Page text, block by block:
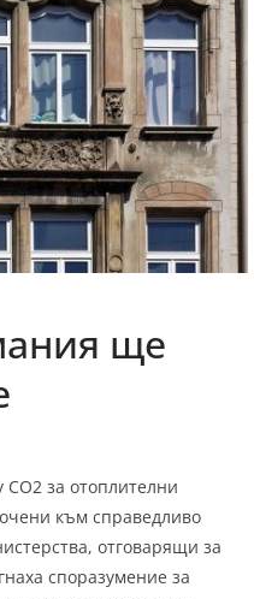
ще
за отоплителни
към справедливо
отговарящи за
споразумение за